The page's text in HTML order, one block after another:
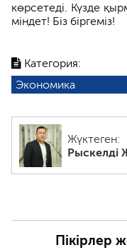
Категория:
Экономика
Жүктеген:
Рыскелді
көрсетеді. Күзде
міндет! Біз біргеміз!
Пікірлер